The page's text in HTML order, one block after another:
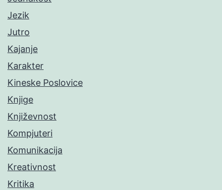
Jezik
Jutro
Kajanje
Karakter
Kineske Poslovice
Knjige
Književnost
Kompjuteri
Komunikacija
Kreativnost
Kritika